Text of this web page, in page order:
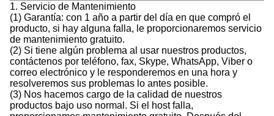
1. Servicio de Mantenimiento
(1) Garantía: con 1 año a partir del día en que compró el
producto, si hay alguna falla, le proporcionaremos servicio
de mantenimiento gratuito.
(2) Si tiene algún problema al usar nuestros productos,
contáctenos por teléfono, fax, Skype, WhatsApp, Viber o
correo electrónico y le responderemos en una hora y
resolveremos sus problemas lo antes posible.
(3) Nos hacemos cargo de la calidad de nuestros
productos bajo uso normal. Si el host falla,